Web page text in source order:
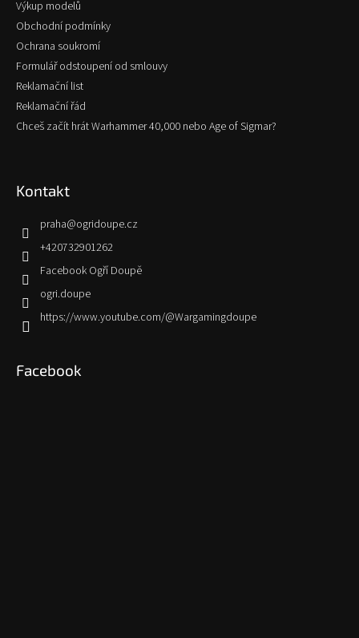
Výkup modelů
Obchodní podmínky
Ochrana soukromí
Formulář odstoupení od smlouvy
Reklamační list
Reklamační řád
Chceš začít hrát Warhammer 40,000 nebo Age of Sigmar?
Kontakt
praha@ogridoupe.cz
+420732901262
Facebook Ogří Doupě
ogri.doupe
https://www.youtube.com/@Wargamingdoupe
Facebook